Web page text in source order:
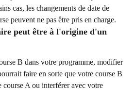
cas, les changements de date de
peuvent ne pas être pris en charge.
peut être à l'origine d'un
B dans votre programme, modifier
faire en sorte que votre course B
course A ou interférer avec votre